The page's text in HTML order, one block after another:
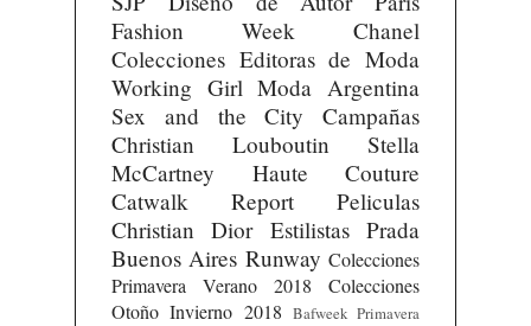
Fashion Week
Chanel
Colecciones Editoras de Moda
Working Girl Moda Argentina
Sex and the City
Campañas
Christian Louboutin
Stella
McCartney
Haute Couture
Catwalk Report
Peliculas
Christian Dior Estilistas Prada
Buenos Aires Runway Colecciones
Primavera Verano 2018
Colecciones
Otoño Invierno 2018 Bafweek Primavera